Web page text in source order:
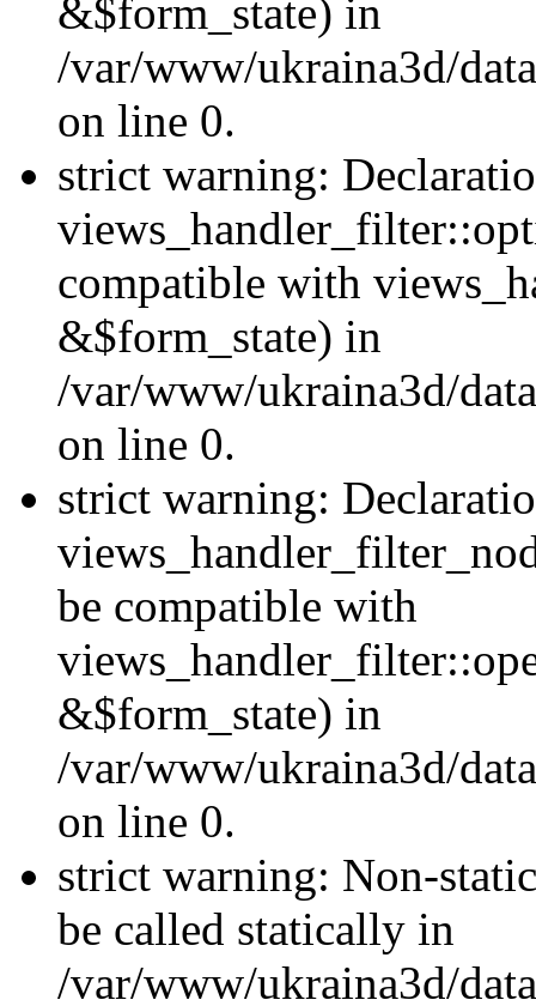
&$form_state) in
/var/www/ukraina3d/
on line 0.
strict warning:
compatible with
&$form_state) in
/var/www/ukraina3d/
on line 0.
strict warning:
be compatible with
&$form_state) in
/var/www/ukraina3d/
on line 0.
strict warning: Non-
be called statically in
/var/www/ukraina3d/